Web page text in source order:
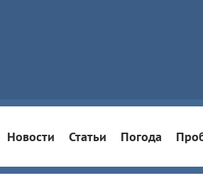
Новости Статьи Погода